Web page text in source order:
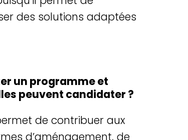
des solutions adaptées
un programme et
peuvent candidater ?
de contribuer aux
d’aménagement, de